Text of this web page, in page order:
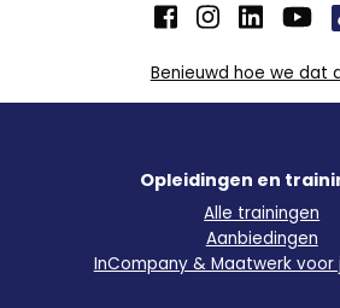
Benieuwd hoe we dat
Opleidingen en
Alle trainingen
Aanbiedingen
InCompany & Maatwerk voor